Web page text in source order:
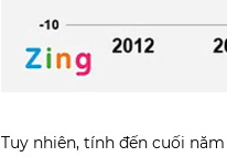
Tuy nhiên, tính đến cuối